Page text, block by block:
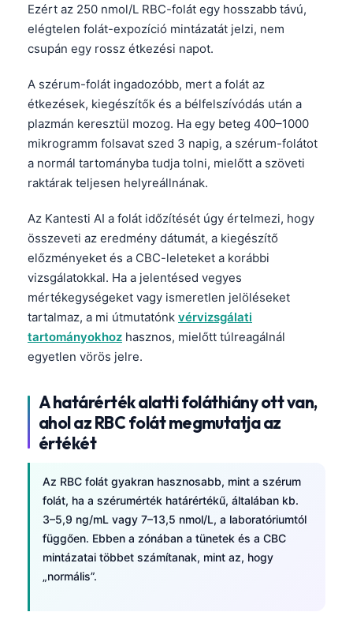
Ezért az 250 nmol/L RBC-folát egy hosszabb távú,
elégtelen folát-expozíció mintázatát jelzi, nem
csupán egy rossz étkezési napot.
A szérum-folát ingadozóbb, mert a folát az
étkezések, kiegészítők és a bélfelszívódás után a
plazmán keresztül mozog. Ha egy beteg 400–1000
mikrogramm folsavat szed 3 napig, a szérum-folátot
a normál tartományba tudja tolni, mielőtt a szöveti
raktárak teljesen helyreállnának.
Az Kantesti AI a folát időzítését úgy értelmezi, hogy
összeveti az eredmény dátumát, a kiegészítő
előzményeket és a CBC-leleteket a korábbi
vizsgálatokkal. Ha a jelentésed vegyes
mértékegységeket vagy ismeretlen jelöléseket
tartalmaz, a mi útmutatónk vérvizsgálati
tartományokhoz hasznos, mielőtt túlreagálnál
egyetlen vörös jelre.
A határérték alatti foláthiány ott van,
ahol az RBC folát megmutatja az
értékét
Az RBC folát gyakran hasznosabb, mint a szérum
folát, ha a szérumérték határértékű, általában kb.
3–5,9 ng/mL vagy 7–13,5 nmol/L, a laboratóriumtól
függően. Ebben a zónában a tünetek és a CBC
mintázatai többet számítanak, mint az, hogy
„normális”.